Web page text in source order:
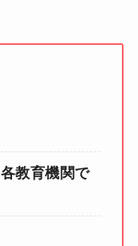
教育機関で